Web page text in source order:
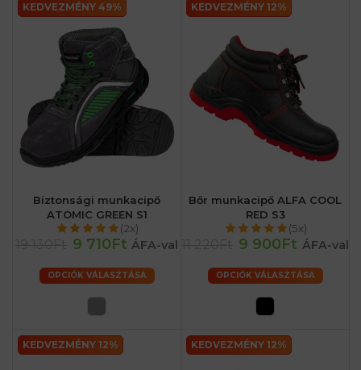
KEDVEZMÉNY 49%
Biztonsági munkacipő
ATOMIC GREEN S1
(2x)
9 710Ft ÁFA-val
OPCIÓK VÁLASZTÁSA
KEDVEZMÉNY 12%
Bőr munkacipő ALFA COOL
RED S3
(5x)
9 900Ft ÁFA-val
OPCIÓK VÁLASZTÁSA
KEDVEZMÉNY 12% KEDVEZMÉNY 12%